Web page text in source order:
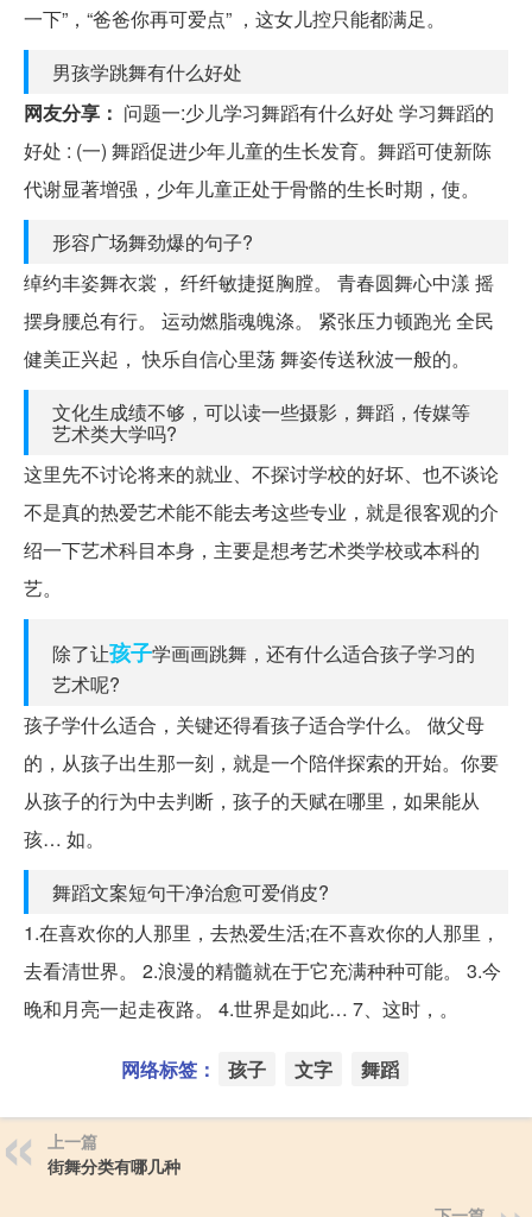
一下”，“爸爸你再可爱点” ，这女儿控只能都满足。
男孩学跳舞有什么好处
网友分享： 问题一:少儿学习舞蹈有什么好处 学习舞蹈的
好处 : (一) 舞蹈促进少年儿童的生长发育。舞蹈可使新陈
代谢显著增强，少年儿童正处于骨骼的生长时期，使。
形容广场舞劲爆的句子?
绰约丰姿舞衣裳， 纤纤敏捷挺胸膛。 青春圆舞心中漾 摇
摆身腰总有行。 运动燃脂魂魄涤。 紧张压力顿跑光 全民
健美正兴起， 快乐自信心里荡 舞姿传送秋波一般的。
文化生成绩不够，可以读一些摄影，舞蹈，传媒等
艺术类大学吗?
这里先不讨论将来的就业、不探讨学校的好坏、也不谈论
不是真的热爱艺术能不能去考这些专业，就是很客观的介
绍一下艺术科目本身，主要是想考艺术类学校或本科的
艺。
除了让孩子学画画跳舞，还有什么适合孩子学习的
艺术呢?
孩子学什么适合，关键还得看孩子适合学什么。 做父母
的，从孩子出生那一刻，就是一个陪伴探索的开始。你要
从孩子的行为中去判断，孩子的天赋在哪里，如果能从
孩… 如。
舞蹈文案短句干净治愈可爱俏皮?
1.在喜欢你的人那里，去热爱生活;在不喜欢你的人那里，
去看清世界。 2.浪漫的精髓就在于它充满种种可能。 3.今
晚和月亮一起走夜路。 4.世界是如此… 7、这时，。
网络标签： 孩子 文字 舞蹈
上一篇
街舞分类有哪几种